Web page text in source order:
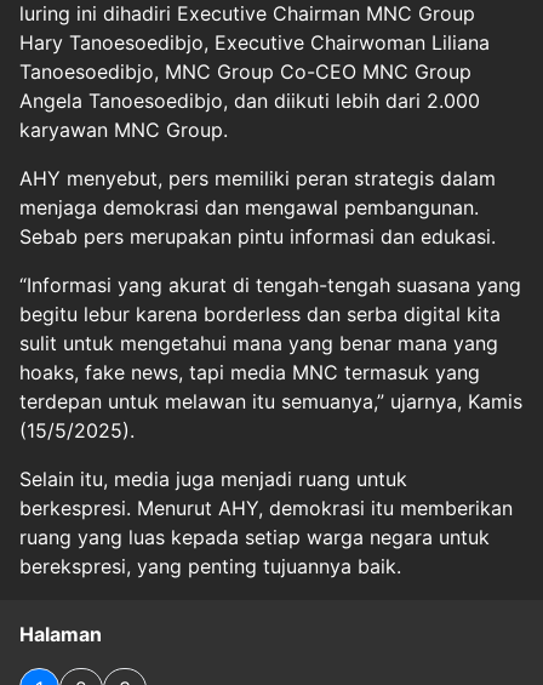
luring ini dihadiri Executive Chairman MNC Group
Hary Tanoesoedibjo, Executive Chairwoman Liliana
Tanoesoedibjo, MNC Group Co-CEO MNC Group
Angela Tanoesoedibjo, dan diikuti lebih dari 2.000
karyawan MNC Group.
AHY menyebut, pers memiliki peran strategis dalam
menjaga demokrasi dan mengawal pembangunan.
Sebab pers merupakan pintu informasi dan edukasi.
“Informasi yang akurat di tengah-tengah suasana yang
begitu lebur karena borderless dan serba digital kita
sulit untuk mengetahui mana yang benar mana yang
hoaks, fake news, tapi media MNC termasuk yang
terdepan untuk melawan itu semuanya,” ujarnya, Kamis
(15/5/2025).
Selain itu, media juga menjadi ruang untuk
berkespresi. Menurut AHY, demokrasi itu memberikan
ruang yang luas kepada setiap warga negara untuk
berekspresi, yang penting tujuannya baik.
Halaman